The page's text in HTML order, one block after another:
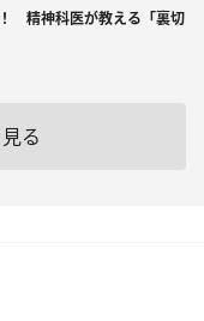
精神科医が教える「裏切
る